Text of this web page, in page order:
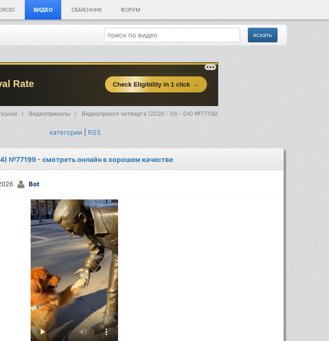
ВИДЕО ОБМЕННИК ФОРУМ
Видеоприколы Видеоприкол четверга (2026 - 06 - 04) №77199
категории RSS
№77199 - смотреть онлайн в хорошем качестве
Bot